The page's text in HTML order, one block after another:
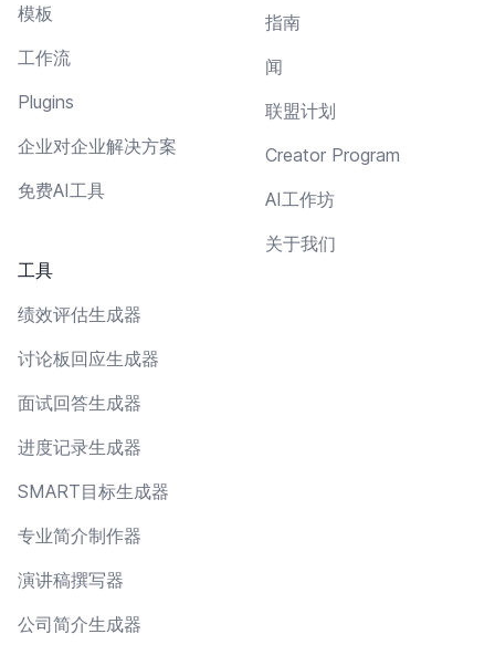
模板
工作流
Plugins
企业对企业解决方案
免费AI工具
工具
绩效评估生成器
讨论板回应生成器
面试回答生成器
进度记录生成器
SMART目标生成器
专业简介制作器
演讲稿撰写器
公司简介生成器
指南
闻
联盟计划
Creator Program
AI工作坊
关于我们